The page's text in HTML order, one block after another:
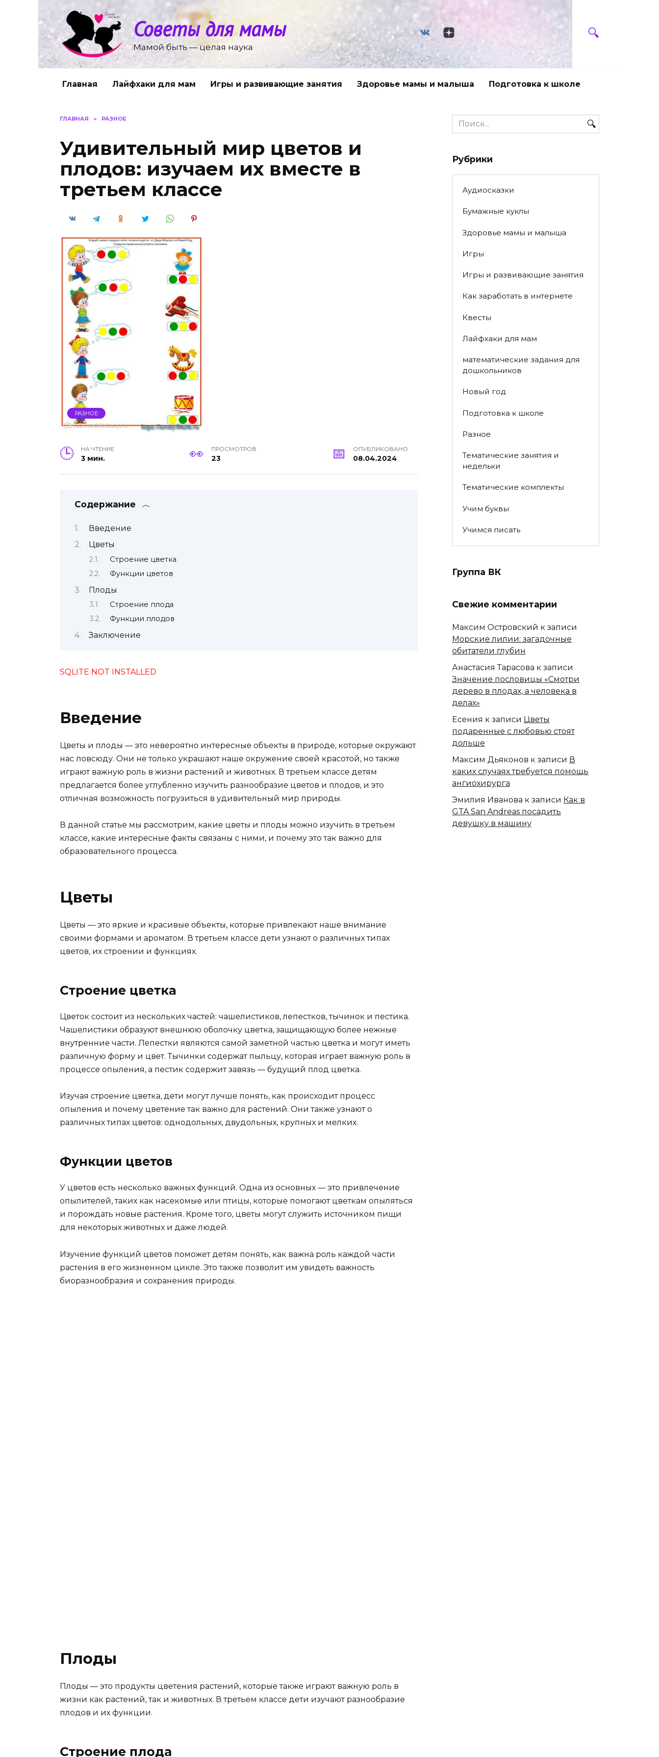
содержанию
Советы для мамы
Мамой быть — целая наука
Главная Лайфхаки для мам Игры и развивающие занятия Здоровье мамы и малыша Подготовка к школе
ГЛАВНАЯ » РАЗНОЕ
Удивительный мир цветов и
плодов: изучаем их вместе в
третьем классе
РАЗНОЕ
НА ЧТЕНИЕ
3 мин.
ПРОСМОТРОВ
23
ОПУБЛИКОВАНО
08.04.2024
Содержание
Введение
Цветы
Строение цветка
Функции цветов
Плоды
Строение плода
Функции плодов
Заключение
SQLITE NOT INSTALLED
Введение
Цветы и плоды — это невероятно интересные объекты в природе, которые окружают
нас повсюду. Они не только украшают наше окружение своей красотой, но также
играют важную роль в жизни растений и животных. В третьем классе детям
предлагается более углубленно изучить разнообразие цветов и плодов, и это
отличная возможность погрузиться в удивительный мир природы.
В данной статье мы рассмотрим, какие цветы и плоды можно изучить в третьем
классе, какие интересные факты связаны с ними, и почему это так важно для
образовательного процесса.
Цветы
Цветы — это яркие и красивые объекты, которые привлекают наше внимание
своими формами и ароматом. В третьем классе дети узнают о различных типах
цветов, их строении и функциях.
Строение цветка
Цветок состоит из нескольких частей: чашелистиков, лепестков, тычинок и пестика.
Чашелистики образуют внешнюю оболочку цветка, защищающую более нежные
внутренние части. Лепестки являются самой заметной частью цветка и могут иметь
различную форму и цвет. Тычинки содержат пыльцу, которая играет важную роль в
процессе опыления, а пестик содержит завязь — будущий плод цветка.
Изучая строение цветка, дети могут лучше понять, как происходит процесс
опыления и почему цветение так важно для растений. Они также узнают о
различных типах цветов: однодольных, двудольных, крупных и мелких.
Функции цветов
У цветов есть несколько важных функций. Одна из основных — это привлечение
опылителей, таких как насекомые или птицы, которые помогают цветкам опыляться
и порождать новые растения. Кроме того, цветы могут служить источником пищи
для некоторых животных и даже людей.
Изучение функций цветов поможет детям понять, как важна роль каждой части
растения в его жизненном цикле. Это также позволит им увидеть важность
биоразнообразия и сохранения природы.
Плоды
Плоды — это продукты цветения растений, которые также играют важную роль в
жизни как растений, так и животных. В третьем классе дети изучают разнообразие
плодов и их функции.
Строение плода
Search
for:
Рубрики
Аудиосказки
Бумажные куклы
Здоровье мамы и малыша
Игры
Игры и развивающие занятия
Как заработать в интернете
Квесты
Лайфхаки для мам
математические задания для
дошкольников
Новый год
Подготовка к школе
Разное
Тематические занятия и
недельки
Тематические комплекты
Учим буквы
Учимся писать
Группа ВК
Свежие комментарии
Максим Островский к записи
Морские лилии: загадочные
обитатели глубин
Анастасия Тарасова к записи
Значение пословицы «Смотри
дерево в плодах, а человека в
делах»
Есения к записи Цветы
подаренные с любовью стоят
дольше
Максим Дьяконов к записи В
каких случаях требуется помощь
ангиохирурга
Эмилия Иванова к записи Как в
GTA San Andreas посадить
девушку в машину